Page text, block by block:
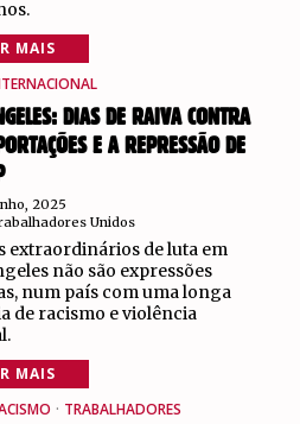
MAIS
DIAS DE RAIVA CONTRA
E A REPRESSÃO DE
2025
Unidos
extraordinários de luta em
não são expressões
num país com uma longa
de racismo e violência
MAIS
· TRABALHADORES